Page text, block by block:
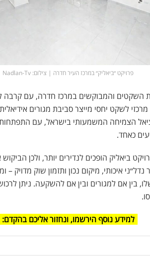
פרויקט ״ביאליק״ במרכז העיר חדרה | צילום: Nadlan-Tv
והמבוקשים במרכז חדרה, עם קרבה
מרכזי לשקט יחסי מייצר סביבת מגורים
הצמיחה המשמעותי בישראל, עם
כאחד.
ביאליק הופכים לנדירים יותר, ולכן
איכותי, מיקום נכון ותזמון שוק מדויק
בין אם למגורים ובין אם להשקעה. ניתן
למידע נוסף הירשמו, ונחזור אליכם בהקדם: